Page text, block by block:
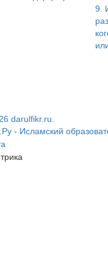
9.
darulfikr.ru.
- Исламский